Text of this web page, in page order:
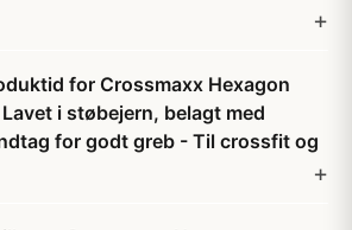
for Crossmaxx Hexagon
i støbejern, belagt med
for godt greb - Til crossfit og